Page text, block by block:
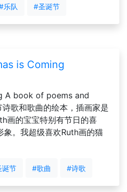
乐队 #圣诞节
is Coming
A book of poems and
歌和歌曲的绘本，插画家是
画的宝宝特别有节日的喜
象。我超级喜欢Ruth画的猫
诞节 #歌曲 #诗歌